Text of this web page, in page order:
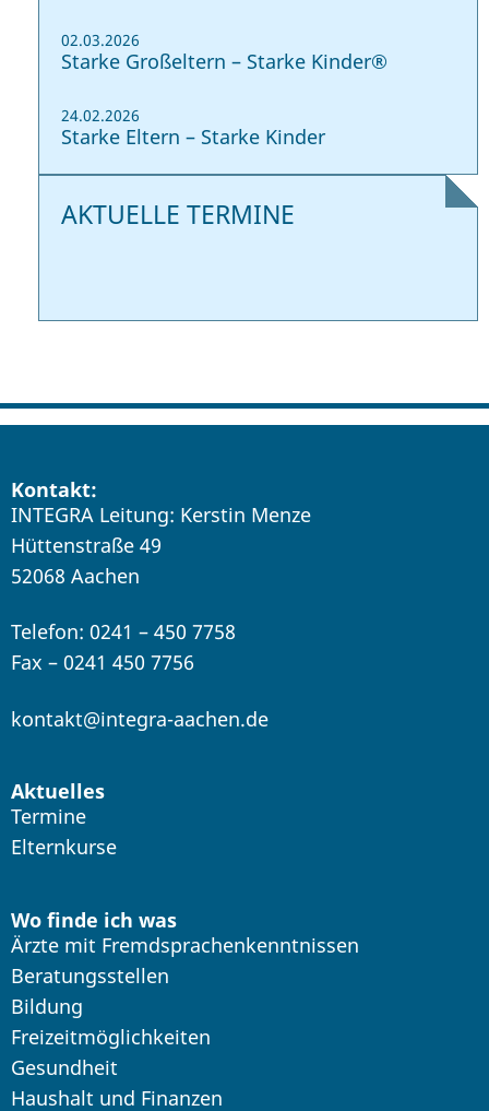
02.03.2026
Starke Großeltern – Starke Kinder®
24.02.2026
Starke Eltern – Starke Kinder
AKTUELLE TERMINE
Kontakt:
INTEGRA Leitung: Kerstin Menze
Hüttenstraße 49
52068 Aachen
Telefon: 0241 – 450 7758
Fax – 0241 450 7756
kontakt@integra-aachen.de
Aktuelles
Termine
Elternkurse
Wo finde ich was
Ärzte mit Fremdsprachenkenntnissen
Beratungsstellen
Bildung
Freizeitmöglichkeiten
Gesundheit
Haushalt und Finanzen